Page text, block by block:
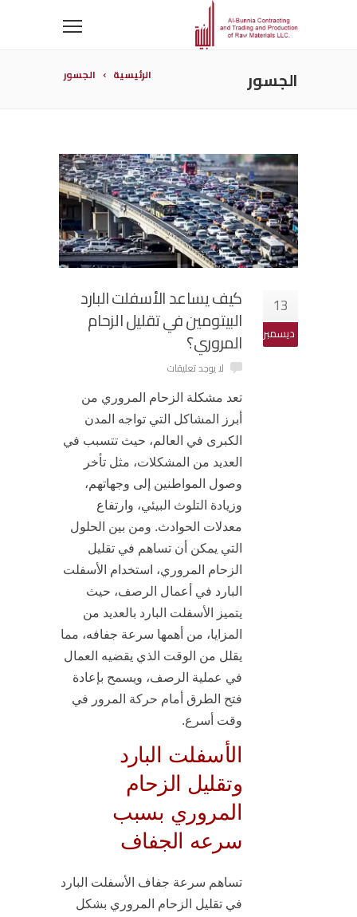
الرئيسية الجسور الجسور
13
ديسمبر
كيف يساعد الأسفلت البارد
البيتومين في تقليل الزحام
المروري؟
لا يوجد تعليقات
تعد مشكلة الزحام المروري من
أبرز المشاكل التي تواجه المدن
الكبرى في العالم، حيث تتسبب في
العديد من المشكلات، مثل تأخر
وصول المواطنين إلى وجهاتهم،
وزيادة التلوث البيئي، وارتفاع
معدلات الحوادث. ومن بين الحلول
التي يمكن أن تساهم في تقليل
الزحام المروري، استخدام الأسفلت
البارد في أعمال الرصف، حيث
يتميز
الأسفلت البارد بالعديد من
المزايا، من أهمها سرعة جفافه، مما
يقلل من الوقت الذي يقضيه العمال
في عملية الرصف، ويسمح بإعادة
فتح الطرق أمام حركة المرور في
وقت أسرع.
الأسفلت البارد
وتقليل الزحام
المروري بسبب
سرعه الجفاف
تساهم سرعة جفاف الأسفلت البارد
في تقليل الزحام المروري بشكل